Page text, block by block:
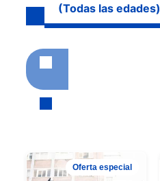
(Todas las edades)
Oferta especial